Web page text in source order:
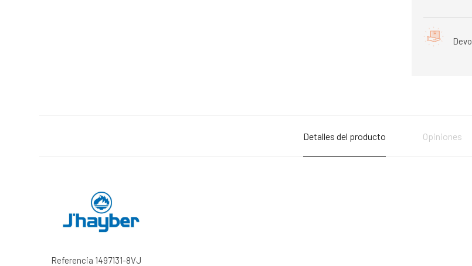
Detalles del producto Opiniones
Referencia 1497131-8VJ